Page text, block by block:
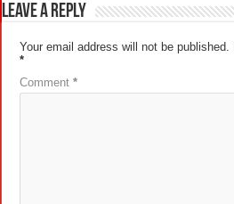
Leave a Reply
Your email address will not be published.
*
Comment*